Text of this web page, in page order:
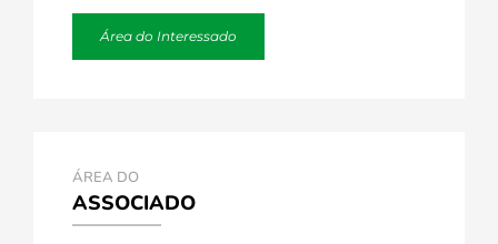
Área do Interessado
ÁREA DO
ASSOCIADO